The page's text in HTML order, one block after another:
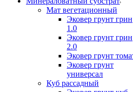
Мат вегетационный
Эковер грунт грин
1.0
Эковер грунт грин
2.0
Эковер грунт
Эковер грунт
универсал
Куб рассадный